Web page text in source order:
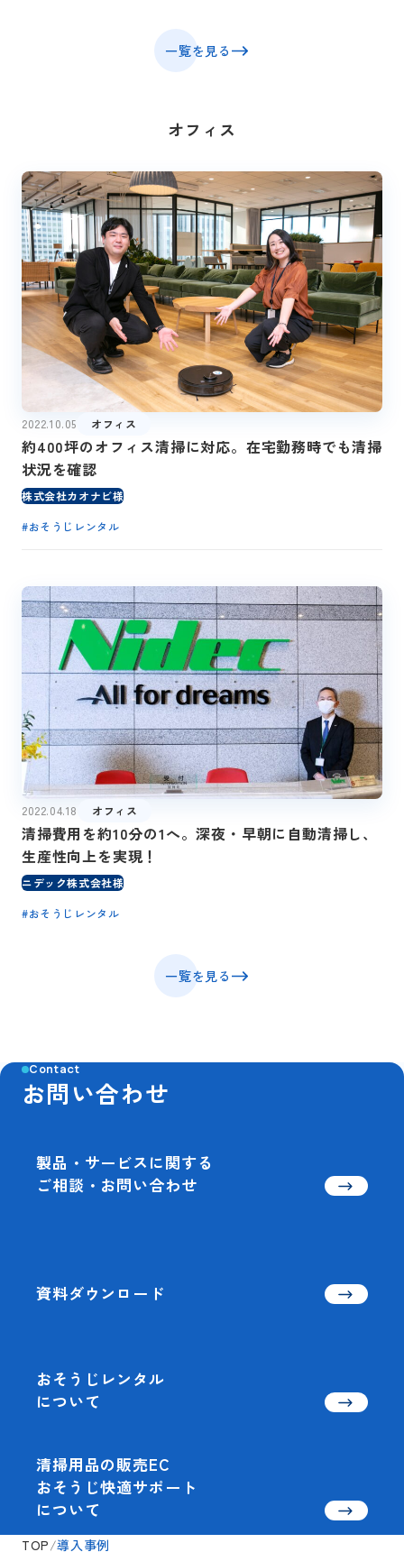
一覧を見る
オフィス
2022.10.05 オフィス
約400坪のオフィス清掃に対応。在宅勤務時でも清掃
状況を確認
株式会社カオナビ様
#おそうじレンタル
2022.04.18 オフィス
清掃費用を約10分の1へ。深夜・早朝に自動清掃し、
生産性向上を実現！
ニデック株式会社様
#おそうじレンタル
一覧を見る
Contact
お問い合わせ
製品・サービスに関する
ご相談・お問い合わせ
資料ダウンロード
おそうじレンタル
について
清掃用品の販売EC
おそうじ快適サポート
について
TOP/導入事例